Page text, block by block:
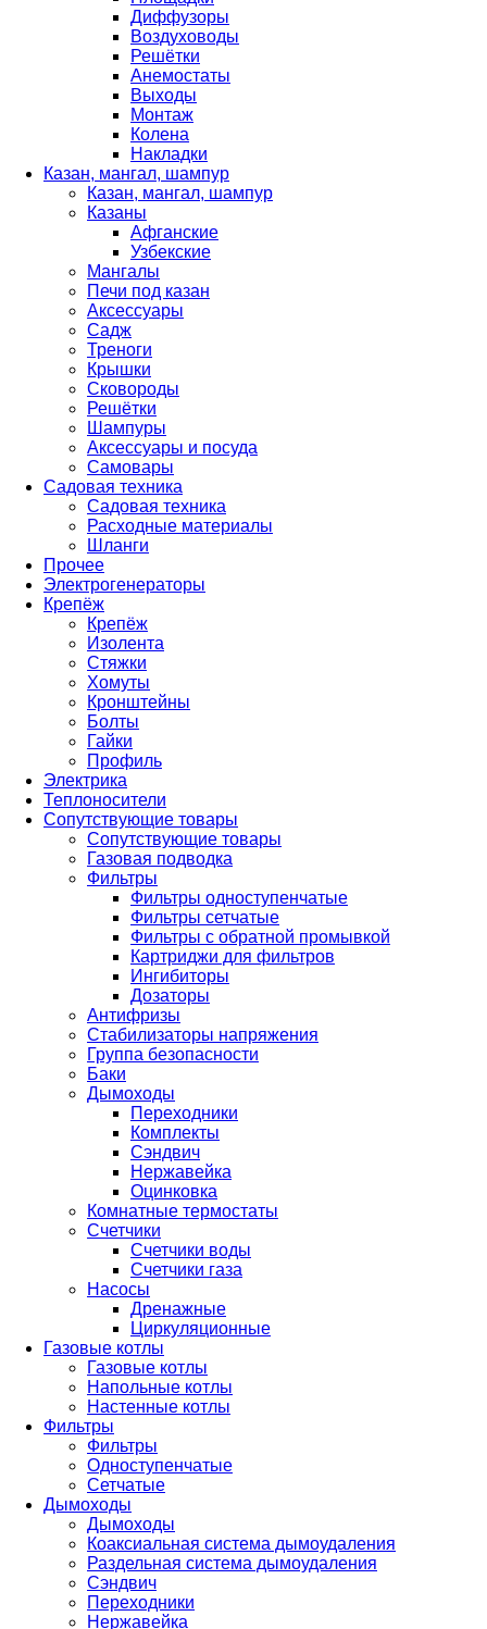
Диффузоры
Воздуховоды
Решётки
Анемостаты
Выходы
Монтаж
Колена
Накладки
Казан, мангал, шампур
Казан, мангал, шампур
Казаны
Афганские
Узбекские
Мангалы
Печи под казан
Аксессуары
Садж
Треноги
Крышки
Сковороды
Решётки
Шампуры
Аксессуары и посуда
Самовары
Садовая техника
Садовая техника
Расходные материалы
Шланги
Прочее
Электрогенераторы
Крепёж
Крепёж
Изолента
Стяжки
Хомуты
Кронштейны
Болты
Гайки
Профиль
Электрика
Теплоносители
Сопутствующие товары
Сопутствующие товары
Газовая подводка
Фильтры
Фильтры одноступенчатые
Фильтры сетчатые
Фильтры с обратной промывкой
Картриджи для фильтров
Ингибиторы
Дозаторы
Антифризы
Стабилизаторы напряжения
Группа безопасности
Баки
Дымоходы
Переходники
Комплекты
Сэндвич
Нержавейка
Оцинковка
Комнатные термостаты
Счетчики
Счетчики воды
Счетчики газа
Насосы
Дренажные
Циркуляционные
Газовые котлы
Газовые котлы
Напольные котлы
Настенные котлы
Фильтры
Фильтры
Одноступенчатые
Сетчатые
Дымоходы
Дымоходы
Коаксиальная система дымоудаления
Раздельная система дымоудаления
Сэндвич
Переходники
Нержавейка